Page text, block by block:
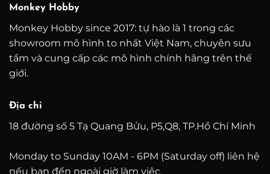
Monkey Hobby
Monkey Hobby since 2017: tự hào là 1 trong các
showroom mô hình to nhất Việt Nam, chuyên sưu
tầm và cung cấp các mô hình chính hãng trên thế
giới.
Địa chỉ
18 đường số 5 Tạ Quang Bửu, P5,Q8, TP.Hồ Chí Minh
Monday to Sunday 10AM - 6PM (Saturday off) liên hệ
nếu bạn đến ngoài giờ làm việc.